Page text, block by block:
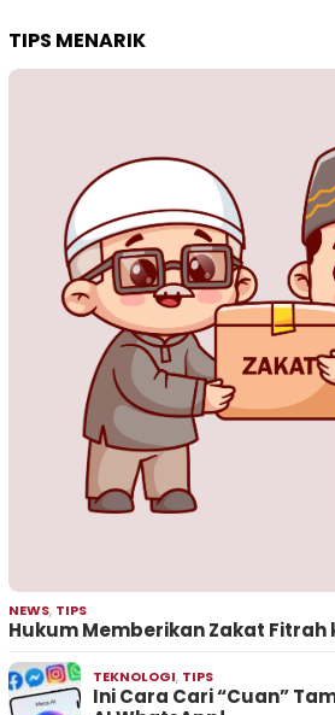
TIPS MENARIK
NEWS, TIPS
Hukum Memberikan Zakat Fitrah
TEKNOLOGI, TIPS
Ini Cara Cari “Cuan”